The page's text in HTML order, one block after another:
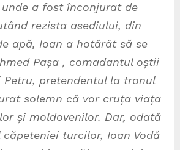
unde a fost înconjurat de
rezista asediului, din
apă, Ioan a hotărât să se
Pașa , comadantul oștii
pretendentul la tronul
solemn că vor cruța viața
și moldovenilor. Dar, odată
turcilor, Ioan Vodă